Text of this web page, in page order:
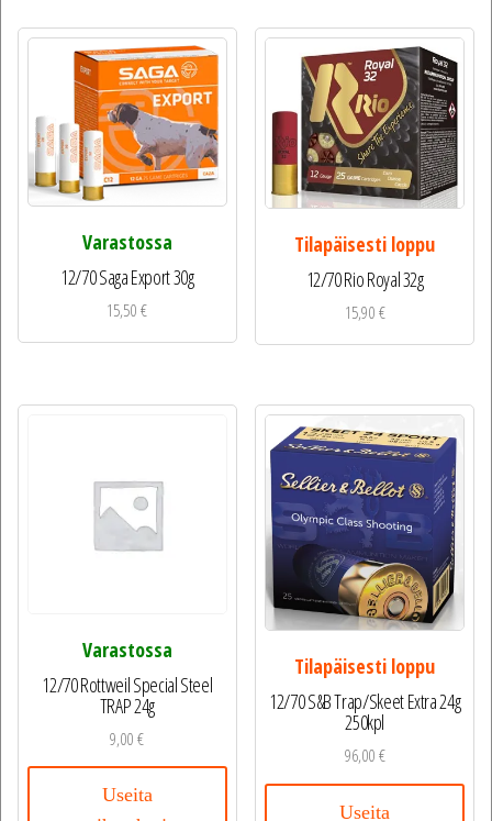
Varastossa
12/70 Saga Export 30g
15,50€
Tilapäisesti loppu
12/70 Rio Royal 32g
15,90€
Varastossa
12/70 Rottweil Special Steel
TRAP 24g
9,00€
Useita
Tilapäisesti loppu
12/70 S&B Trap/Skeet Extra 24g
250kpl
96,00€
Useita